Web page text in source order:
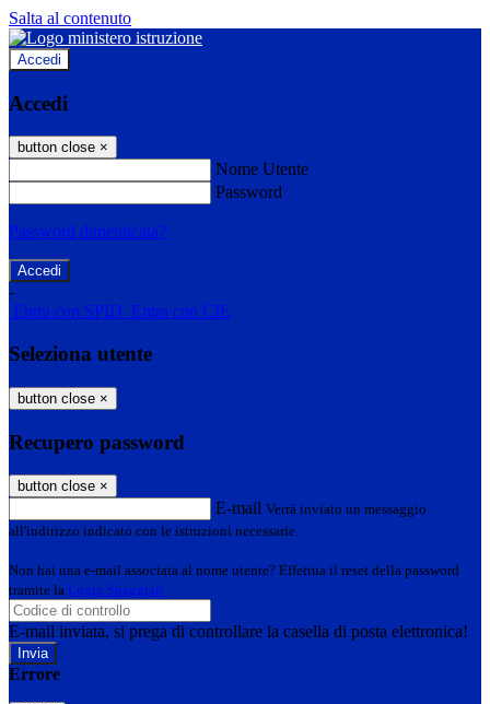
Salta al contenuto
Accedi
Accedi
button close ×
Nome Utente
Password
Password dimenticata?
-
Entra con SPID Entra con CIE
Seleziona utente
button close ×
Recupero password
button close ×
E-mail Verrà inviato un messaggio
all'indirizzo indicato con le istruzioni necessarie.
Non hai una e-mail associata al nome utente? Effettua il reset della password
tramite la Login Spaggiari
E-mail inviata, si prega di controllare la casella di posta elettronica!
Errore